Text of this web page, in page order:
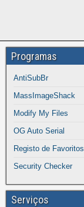
Programas
AntiSubBr
MassImageShack
Modify My Files
OG Auto Serial
Registo de Favoritos
Security Checker
Serviços